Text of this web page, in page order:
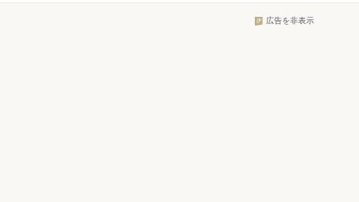
広告を非表示